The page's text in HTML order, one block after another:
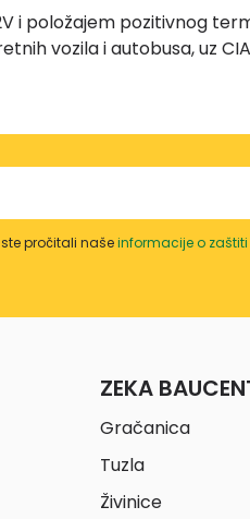
i položajem pozitivnog
vozila i autobusa, uz
akumulatora, redovno
pročitali našeinformacije o
ZEKA
Gračanica
Tuzla
Živinice